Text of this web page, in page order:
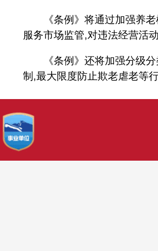
《条例》将通过加强养老
服务市场监管,对违法经营活
《条例》还将加强分级分
制,最大限度防止欺老虐老等行